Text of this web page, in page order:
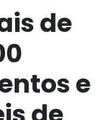
de
e